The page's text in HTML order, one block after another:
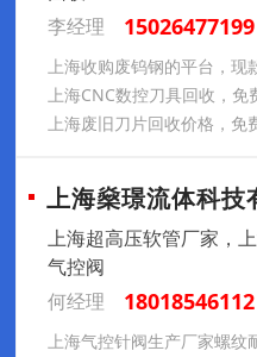
李经理
15026477199
上海收购废钨钢的平台，现
上海CNC数控刀具回收，免
上海废旧刀片回收价格，免
上海燊璟流体科技
上海超高压软管厂家，
气控阀
何经理
18018546112
上海气控针阀生产厂家螺纹